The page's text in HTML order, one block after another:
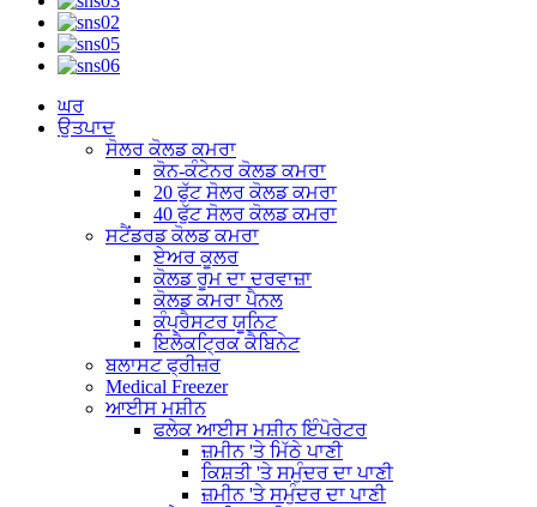
ਘਰ
ਉਤਪਾਦ
ਸੋਲਰ ਕੋਲਡ ਕਮਰਾ
ਕੋਨ-ਕੰਟੇਨਰ ਕੋਲਡ ਕਮਰਾ
20 ਫੁੱਟ ਸੋਲਰ ਕੋਲਡ ਕਮਰਾ
40 ਫੁੱਟ ਸੋਲਰ ਕੋਲਡ ਕਮਰਾ
ਸਟੈਂਡਰਡ ਕੋਲਡ ਕਮਰਾ
ਏਅਰ ਕੂਲਰ
ਕੋਲਡ ਰੂਮ ਦਾ ਦਰਵਾਜ਼ਾ
ਕੋਲਡ ਕਮਰਾ ਪੈਨਲ
ਕੰਪ੍ਰੈਸਟਰ ਯੂਨਿਟ
ਇਲੈਕਟ੍ਰਿਕ ਕੈਬਿਨੇਟ
ਬਲਾਸਟ ਫ੍ਰੀਜ਼ਰ
Medical Freezer
ਆਈਸ ਮਸ਼ੀਨ
ਫਲੇਕ ਆਈਸ ਮਸ਼ੀਨ ਇੰਪੋਰੇਟਰ
ਜ਼ਮੀਨ 'ਤੇ ਮਿੱਠੇ ਪਾਣੀ
ਕਿਸ਼ਤੀ 'ਤੇ ਸਮੁੰਦਰ ਦਾ ਪਾਣੀ
ਜ਼ਮੀਨ 'ਤੇ ਸਮੁੰਦਰ ਦਾ ਪਾਣੀ